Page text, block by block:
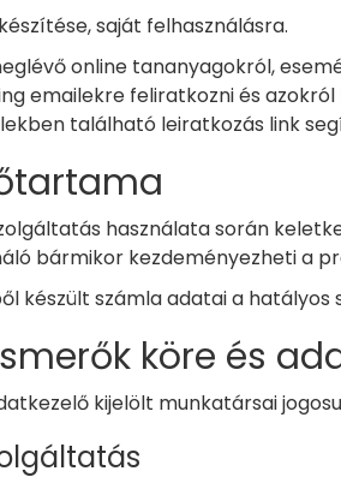
saját felhasználásra.
online tananyagokról,
emailekre feliratkozni és
található leiratkozás link
használata során
bármikor kezdeményezheti a
készült számla adatai a
köre és
kijelölt munkatársai